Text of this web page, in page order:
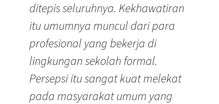
ditepis seluruhnya. Kekhawatiran
itu umumnya muncul dari para
profesional yang bekerja di
lingkungan sekolah formal.
Persepsi itu sangat kuat melekat
pada masyarakat umum yang